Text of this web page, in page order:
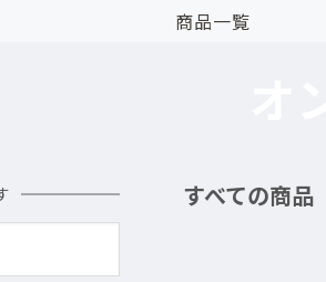
商品一覧
すべての商品